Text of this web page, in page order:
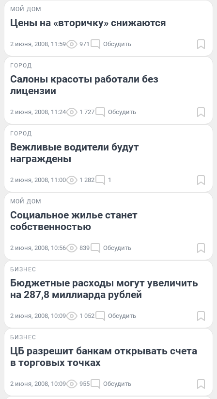
МОЙ ДОМ
Цены на «вторичку» снижаются
2 июня, 2008, 11:59 971 Обсудить
ГОРОД
Салоны красоты работали без
лицензии
2 июня, 2008, 11:24 1 727 Обсудить
ГОРОД
Вежливые водители будут
награждены
2 июня, 2008, 11:00 1 282 1
МОЙ ДОМ
Социальное жилье станет
собственностью
2 июня, 2008, 10:56 839 Обсудить
БИЗНЕС
Бюджетные расходы могут увеличить
на 287,8 миллиарда рублей
2 июня, 2008, 10:09 1 052 Обсудить
БИЗНЕС
ЦБ разрешит банкам открывать счета
в торговых точках
2 июня, 2008, 10:09 955 Обсудить